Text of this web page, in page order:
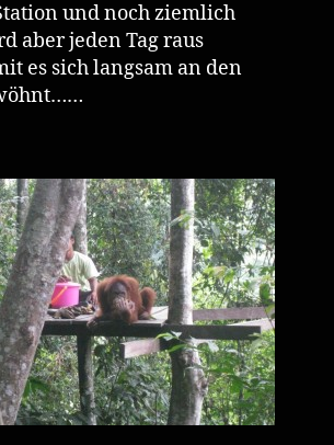
und noch ziemlich
aber jeden Tag raus
es sich langsam an den